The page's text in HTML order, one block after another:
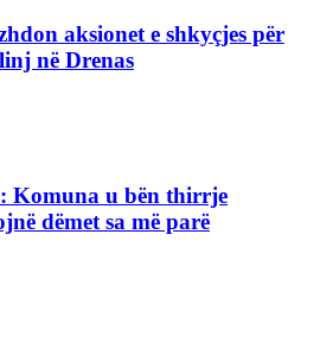
aksionet e shkyçjes për
në Drenas
Komuna u bën thirrje
dëmet sa më parë